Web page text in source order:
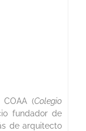
(Colegio
fundador de
de arquitecto